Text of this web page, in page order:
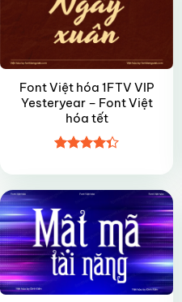
Font Việt hóa 1FTV VIP
Yesteryear – Font Việt
hóa tết
hạng4.35
5 sao